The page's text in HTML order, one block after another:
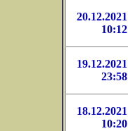
20.12.2021
10:12
19.12.2021
23:58
18.12.2021
10:20